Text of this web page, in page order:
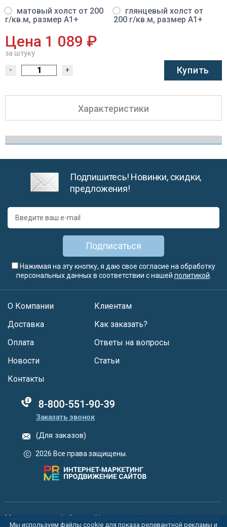
матовый холст от 200
г/кв.м, размер A1+
глянцевый холст от
200 г/кв.м, размер A1+
Цена 1 089 ₽
за штуку
- + Купить
Характеристики
Подпишитесь! Новинки, скидки,
предложения!
Подписаться
Нажимая на эту кнопку, я даю свое согласие на обработку
персональных данных в соответствии с нашей политикой
О Компании
Доставка
Оплата
Новости
Клиентам
Как заказать?
Ответы на вопросы
Статьи
Контакты
88005555550
Заказать звонок
(Для заказов)
2026 Все права защищены.
Мы используем файлы cookies
Мы используем файлы cookie для показа релевантной рекламы и